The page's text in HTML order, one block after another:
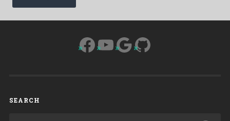
Facebook
YouTube
Google
GitHub
SEARCH